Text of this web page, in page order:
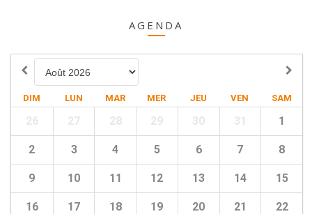
AGENDA
DIM LUN MAR MER JEU VEN SAM
1
2 3 4 5 6 7 8
9 10 11 12 13 14 15
16 17 18 19 20 21 22